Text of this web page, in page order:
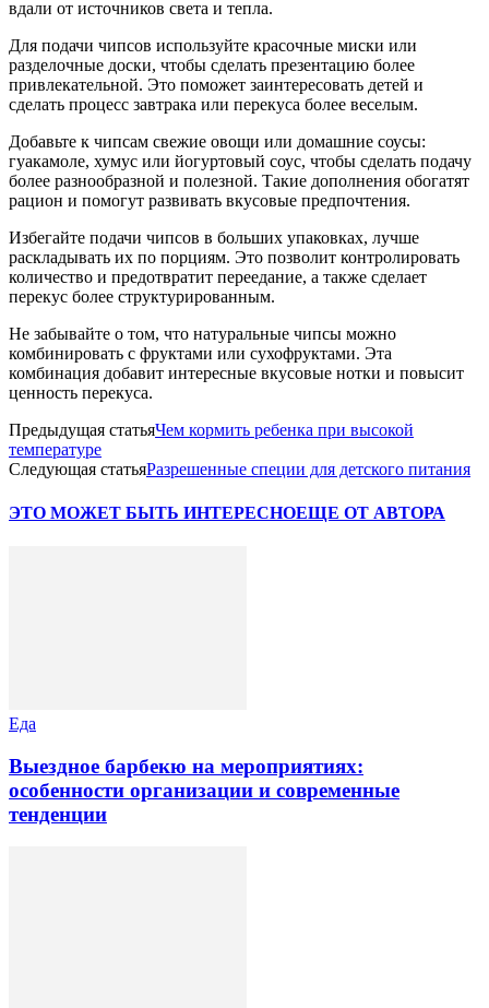
вдали от источников света и тепла.
Для подачи чипсов используйте красочные миски или
разделочные доски, чтобы сделать презентацию более
привлекательной. Это поможет заинтересовать детей и
сделать процесс завтрака или перекуса более веселым.
Добавьте к чипсам свежие овощи или домашние соусы:
гуакамоле, хумус или йогуртовый соус, чтобы сделать подачу
более разнообразной и полезной. Такие дополнения обогатят
рацион и помогут развивать вкусовые предпочтения.
Избегайте подачи чипсов в больших упаковках, лучше
раскладывать их по порциям. Это позволит контролировать
количество и предотвратит переедание, а также сделает
перекус более структурированным.
Не забывайте о том, что натуральные чипсы можно
комбинировать с фруктами или сухофруктами. Эта
комбинация добавит интересные вкусовые нотки и повысит
ценность перекуса.
Предыдущая статьяЧем кормить ребенка при высокой
температуре
Следующая статьяРазрешенные специи для детского питания
ЭТО МОЖЕТ БЫТЬ ИНТЕРЕСНОЕЩЕ ОТ АВТОРА
Еда
Выездное барбекю на мероприятиях:
особенности организации и современные
тенденции